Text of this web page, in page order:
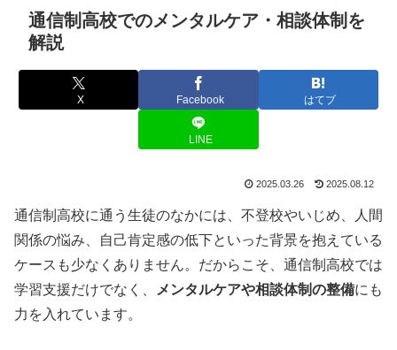
通信制高校でのメンタルケア・相談体制を
解説
X Facebook はてブ
LINE
2025.03.26 2025.08.12
通信制高校に通う生徒のなかには、不登校やいじめ、人間
関係の悩み、自己肯定感の低下といった背景を抱えている
ケースも少なくありません。だからこそ、通信制高校では
学習支援だけでなく、
メンタルケアや相談体制の整備にも
力を入れています。